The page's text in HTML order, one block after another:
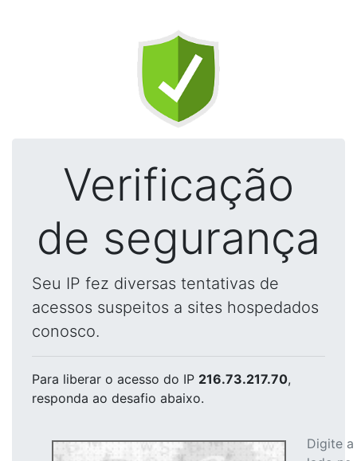
Verificação
de segurança
Seu IP fez diversas tentativas de
acessos suspeitos a sites hospedados
conosco.
Para liberar o acesso do IP 216.73.217.70,
responda ao desafio abaixo.
Digite